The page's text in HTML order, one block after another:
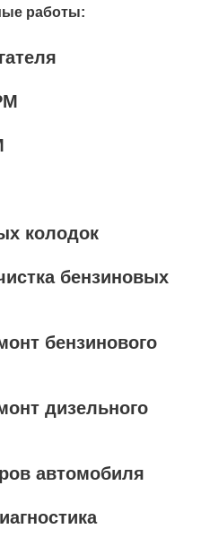
работы:
колодок
бензиновых
бензинового
дизельного
автомобиля